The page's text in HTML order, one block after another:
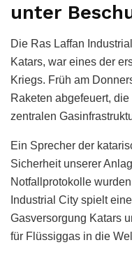
unter
Die Ras Laffan
Katars, war eines der
Kriegs. Früh am
Raketen abgefeuert,
zentralen
Ein Sprecher der
Sicherheit unserer
Notfallprotokolle
Industrial City spielt
Gasversorgung Katars
für Flüssiggas in die